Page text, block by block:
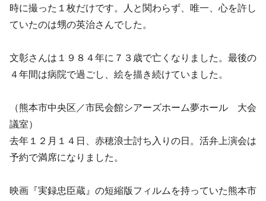
時に撮った１枚だけです。人と関わらず、唯一、心を許し
ていたのは甥の英治さんでした。
文彰さんは１９８４年に７３歳で亡くなりました。最後の
４年間は病院で過ごし、絵を描き続けていました。
（熊本市中央区／市民会館シアーズホーム夢ホール 大会
議室）
去年１２月１４日、赤穂浪士討ち入りの日。活弁上演会は
予約で満席になりました。
映画『実録忠臣蔵』の短縮版フィルムを持っていた熊本市